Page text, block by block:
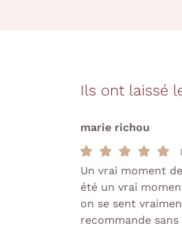
Rafraîchir le captcha
En cochant cette case, vous
à tout moment en utilisant
le
Ils ont laissé
marie richou
Un vrai moment
été un vrai
on se sent
recommande